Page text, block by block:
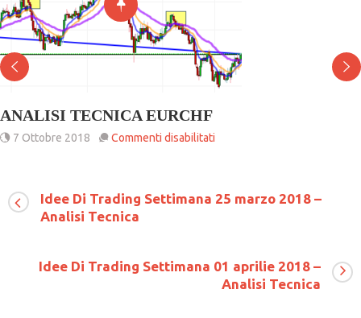
ANALISI TECNICA EURCHF
7 Ottobre 2018 Commenti disabilitati
Idee Di Trading Settimana 25 marzo 2018 –
Analisi Tecnica
Idee Di Trading Settimana 01 aprilie 2018 –
Analisi Tecnica